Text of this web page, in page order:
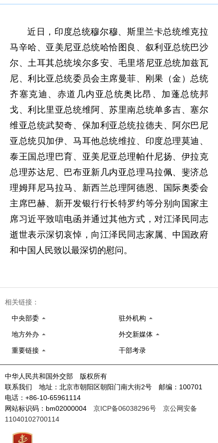
近日，印度总统穆尔穆、斯里兰卡总统维克拉
马辛哈、亚美尼亚总统哈恰图良、叙利亚总统巴沙
尔、土耳其总统埃尔多安、毛里塔尼亚总统加兹瓦
尼、利比亚总统委员会主席曼菲、刚果（金）总统
齐塞克迪、赤道几内亚总统奥比昂、加蓬总统邦
戈、利比里亚总统维阿、苏里南总统单多吉、塞尔
维亚总统武契奇、保加利亚总统拉德夫、阿尔巴尼
亚总统贝加伊、马耳他总统维拉、印度总理莫迪、
泰王国总理巴育、亚美尼亚总理帕什尼扬、伊拉克
总理苏达尼、巴布亚新几内亚总理马拉佩、斐济总
理姆拜尼马拉马、新西兰总理阿德恩、国际奥委会
主席巴赫、新开发银行行长特罗约等分别向国家主
席习近平致唁电函并通过其他方式，对江泽民同志
逝世表示深切哀悼，向江泽民同志家属、中国政府
和中国人民致以最深切的慰问。
相关链接：
中央部委 驻外机构
地方外办 外交新媒体
重要链接 干部考录
中华人民共和国外交部 版权所有
联系我们 地址：北京市朝阳区朝阳门南大街2号 邮编：100701
电话：+86-10-65961114
网站标识码：bm02000004 京ICP备06038296号
京公网安备
11040102700114